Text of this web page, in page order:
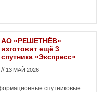
АО «РЕШЕТНЁВ»
изготовит ещё 3
спутника «Экспресс»
// 13 МАЙ 2026
спутниковые